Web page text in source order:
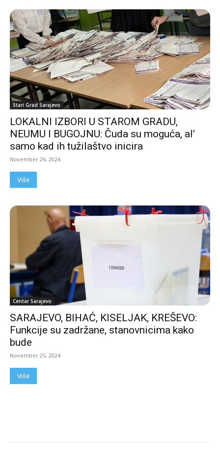
Stari Grad Sarajevo
LOKALNI IZBORI U STAROM GRADU,
NEUMU I BUGOJNU: Čuda su moguća, al’
samo kad ih tužilaštvo inicira
November 26, 2024
Više
Centar Sarajevo
SARAJEVO, BIHAĆ, KISELJAK, KREŠEVO:
Funkcije su zadržane, stanovnicima kako
bude
November 25, 2024
Više